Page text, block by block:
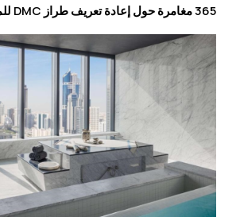
365 مغامرة حول إعادة تعريف طراز DMC للمسافر العصري